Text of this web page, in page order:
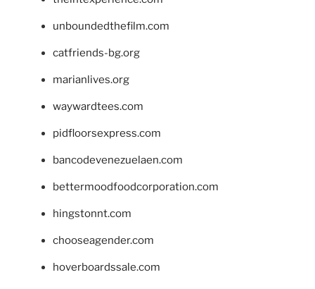
unboundedthefilm.com
catfriends-bg.org
marianlives.org
waywardtees.com
pidfloorsexpress.com
bancodevenezuelaen.com
bettermoodfoodcorporation.com
hingstonnt.com
chooseagender.com
hoverboardssale.com